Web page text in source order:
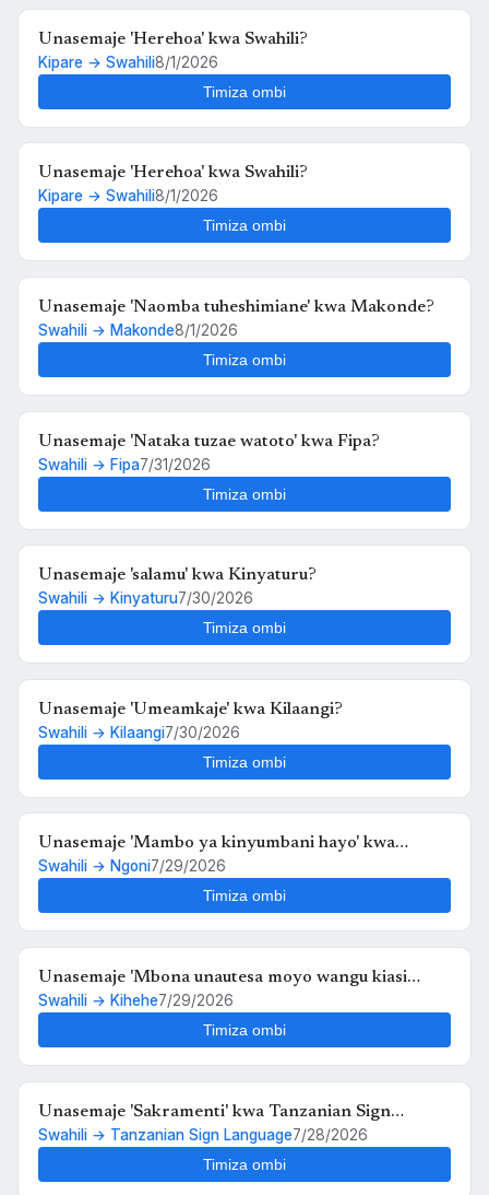
Unasemaje 'Herehoa' kwa Swahili?
Kipare → Swahili8/1/2026
Timiza ombi
Unasemaje 'Herehoa' kwa Swahili?
Kipare → Swahili8/1/2026
Timiza ombi
Unasemaje 'Naomba tuheshimiane' kwa Makonde?
Swahili → Makonde8/1/2026
Timiza ombi
Unasemaje 'Nataka tuzae watoto' kwa Fipa?
Swahili → Fipa7/31/2026
Timiza ombi
Unasemaje 'salamu' kwa Kinyaturu?
Swahili → Kinyaturu7/30/2026
Timiza ombi
Unasemaje 'Umeamkaje' kwa Kilaangi?
Swahili → Kilaangi7/30/2026
Timiza ombi
Unasemaje 'Mambo ya kinyumbani hayo' kwa
Ngoni?
Swahili → Ngoni7/29/2026
Timiza ombi
Unasemaje 'Mbona unautesa moyo wangu kiasi
hiko,,au kosa langu ni upendo wangu kwako' kwa
Swahili → Kihehe7/29/2026
Timiza ombi
Unasemaje 'Sakramenti' kwa Tanzanian Sign
Language?
Swahili → Tanzanian Sign Language7/28/2026
Timiza ombi